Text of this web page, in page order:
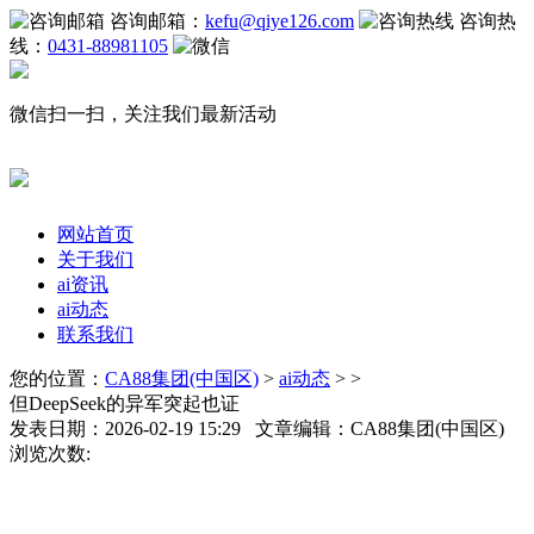
咨询邮箱： kefu@qiye126.com
咨询热
线： 0431-88981105
微信扫一扫，关注我们最新活动
网站首页
关于我们
ai资讯
ai动态
联系我们
您的位置： CA88集团(中国区) > ai动态 > >
但DeepSeek的异军突起也证
发表日期：2026-02-19 15:29 文章编辑：CA88集团(中国区)
浏览次数: